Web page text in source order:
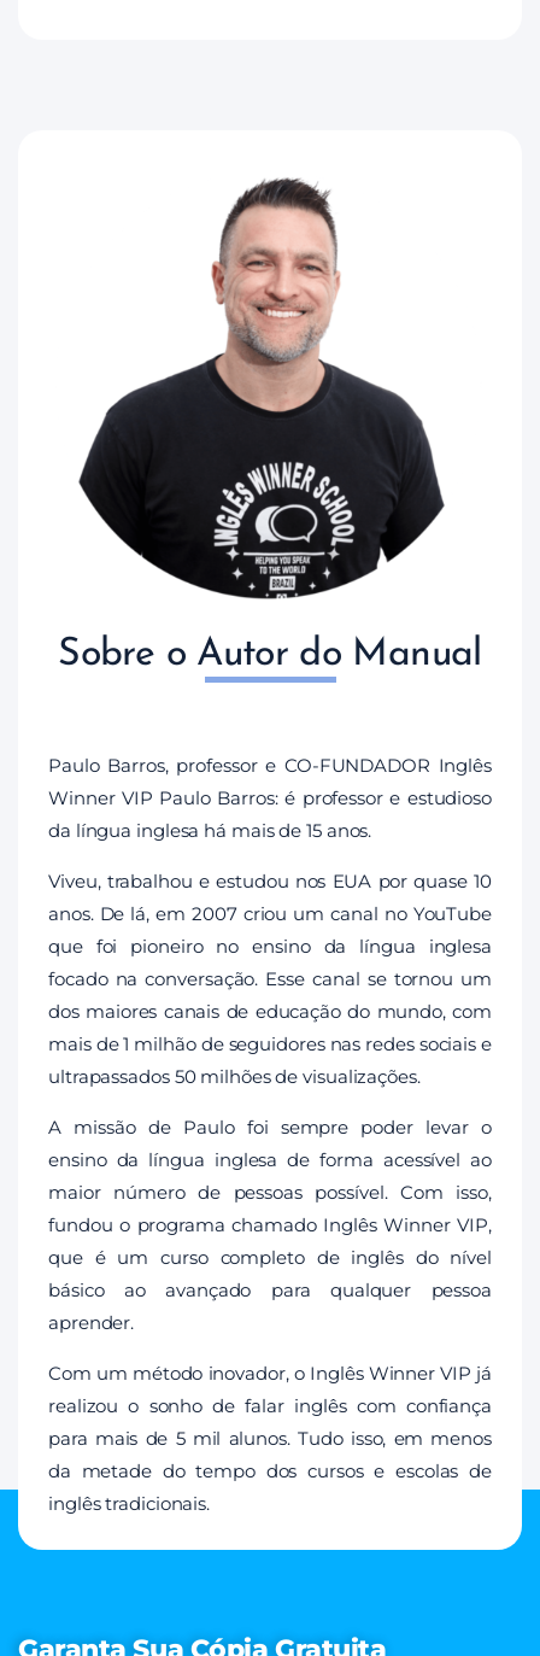
Sobre o Autor do Manual
Paulo Barros, professor e CO-FUNDADOR Inglês
Winner VIP Paulo Barros: é professor e estudioso
da língua inglesa há mais de 15 anos.
Viveu, trabalhou e estudou nos EUA por quase 10
anos. De lá, em 2007 criou um canal no YouTube
que foi pioneiro no ensino da língua inglesa
focado na conversação. Esse canal se tornou um
dos maiores canais de educação do mundo, com
mais de 1 milhão de seguidores nas redes sociais e
ultrapassados 50 milhões de visualizações.
A missão de Paulo foi sempre poder levar o
ensino da língua inglesa de forma acessível ao
maior número de pessoas possível. Com isso,
fundou o programa chamado Inglês Winner VIP,
que é um curso completo de inglês do nível
básico ao avançado para qualquer pessoa
aprender.
Com um método inovador, o Inglês Winner VIP já
realizou o sonho de falar inglês com confiança
para mais de 5 mil alunos. Tudo isso, em menos
da metade do tempo dos cursos e escolas de
inglês tradicionais.
Garanta Sua Cópia Gratuita